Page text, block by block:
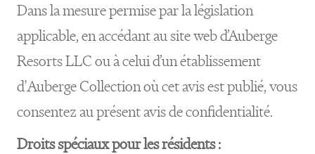
Dans la mesure permise par la législation
applicable, en accédant au site web d’Auberge
Resorts LLC ou à celui d’un établissement
d'Auberge Collection où cet avis est publié, vous
consentez au présent avis de confidentialité.
Droits spéciaux pour les résidents :